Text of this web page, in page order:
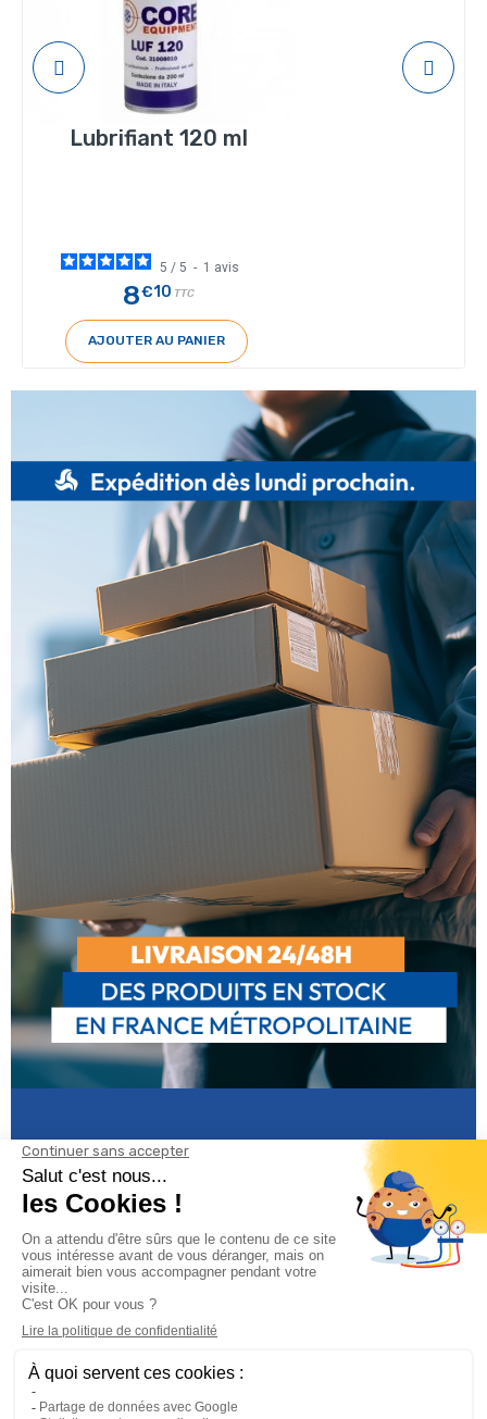
Lubrifiant 120 ml
5 / 5 - 1 avis
8€10 TTC
AJOUTER AU PANIER
Informations
Climservice